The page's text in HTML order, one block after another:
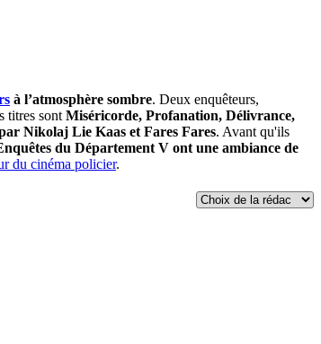
à l’atmosphère sombre. Deux enquêteurs,
titres sont Miséricorde, Profanation, Délivrance,
Nikolaj Lie Kaas et Fares Fares. Avant qu'ils
du Département V ont une ambiance de
du cinéma policier.